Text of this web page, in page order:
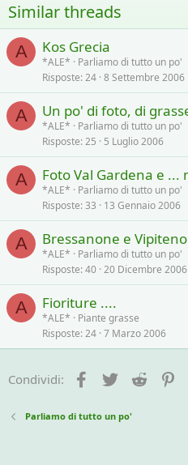
Similar threads
A Kos Grecia
*ALE*
Parliamo di tutto un po'
Risposte 24 8 Settembre 2006
A Un po' di foto, di
*ALE*
Parliamo di tutto un po'
Risposte 25 5 Luglio 2006
A Foto Val Gardena e ...
*ALE*
Parliamo di tutto un po'
Risposte 33 13 Gennaio 2006
A Bressanone e
*ALE*
Parliamo di tutto un po'
Risposte 40 20 Dicembre 2006
A Fioriture ....
*ALE*
Piante grasse
Risposte 24 7 Marzo 2006
Condividi: Facebook
Twitter Reddit
Parliamo di tutto un po'